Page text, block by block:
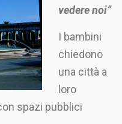
vedere noi”
I bambini
chiedono
una città a
loro
spazi pubblici